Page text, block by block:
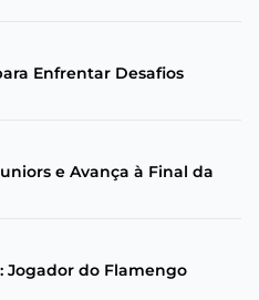
Enfrentar Desafios
e Avança à Final da
Jogador do Flamengo